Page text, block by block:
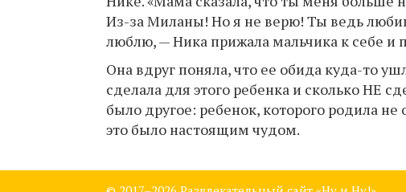
Из-за Миланы! Но я не верю! Ты ведь
люблю, — Ника прижала мальчика к себе
Она вдруг поняла, что ее обида куда-то
сделала для этого ребенка и сколько НЕ
было другое: ребенок, которого родила
это было настоящим чудом.